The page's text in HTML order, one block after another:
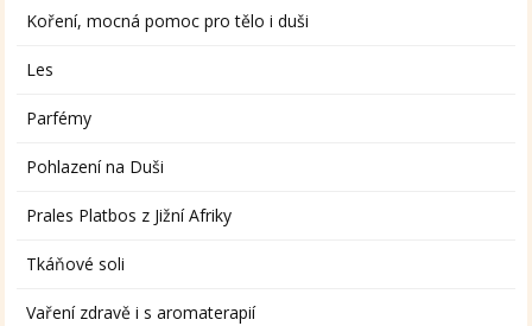
Koření, mocná pomoc pro tělo i duši
Les
Parfémy
Pohlazení na Duši
Prales Platbos z Jižní Afriky
Tkáňové soli
Vaření zdravě i s aromaterapií